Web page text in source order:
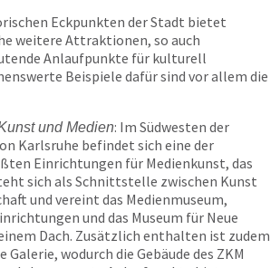
Eckpunkten der Stadt bietet
weitere Attraktionen, so auch
Anlaufpunkte für kulturell
Beispiele dafür sind vor allem die
und Medien: Im Südwesten der
Karlsruhe befindet sich eine der
Einrichtungen für Medienkunst, das
sich als Schnittstelle zwischen Kunst
und vereint das Medienmuseum,
und das Museum für Neue
Dach. Zusätzlich enthalten ist zudem
Galerie, wodurch die Gebäude des ZKM